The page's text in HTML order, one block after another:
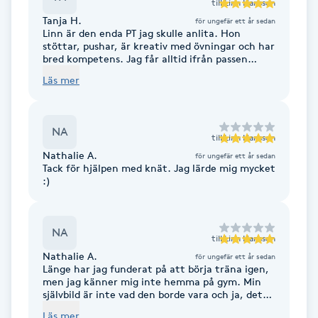
Fransk manikyr
Fransrengöring
Friskvård
Friskvårdsmassage
Funktionsanalys
Färgning
till Linn Hansson
Tanja H. för ungefär ett år sedan
Linn är den enda PT jag skulle anlita. Hon
stöttar, pushar, är kreativ med övningar och har
bred kompetens. Jag får alltid ifrån passen
rekommendera Linn oavsett kön, ålder etc
Läs mer
NA till Linn Hansson
Nathalie A. för ungefär ett år sedan
Tack för hjälpen med knät. Jag lärde mig mycket
:)
NA till Linn Hansson
Nathalie A. för ungefär ett år sedan
Länge har jag funderat på att börja träna igen,
men jag känner mig inte hemma på gym. Min
självbild är inte vad den borde vara och ja, det
Läs mer